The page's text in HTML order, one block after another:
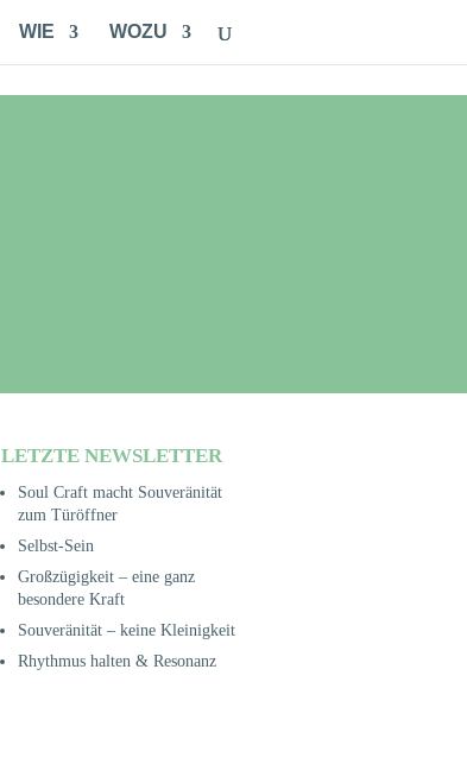
WIE WOZU
LETZTE NEWSLETTER
Soul Craft macht Souveränität
zum Türöffner
Selbst-Sein
Großzügigkeit – eine ganz
besondere Kraft
Souveränität – keine Kleinigkeit
Rhythmus halten & Resonanz